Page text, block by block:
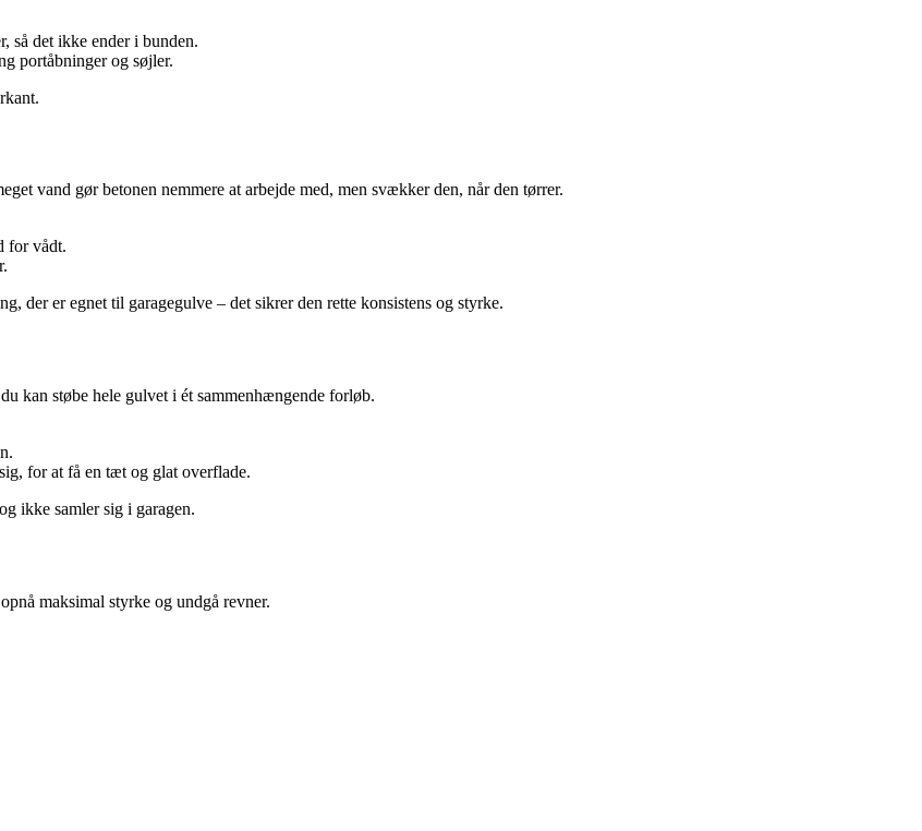
så det ikke ender i bunden.
portåbninger og søjler.
vand gør betonen nemmere at arbejde med, men svækker den, når den tørrer.
for vådt.
der er egnet til garagegulve – det sikrer den rette konsistens og styrke.
kan støbe hele gulvet i ét sammenhængende forløb.
for at få en tæt og glat overflade.
ikke samler sig i garagen.
maksimal styrke og undgå revner.